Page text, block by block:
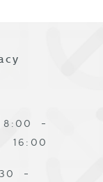
8:00 -
16:00
-